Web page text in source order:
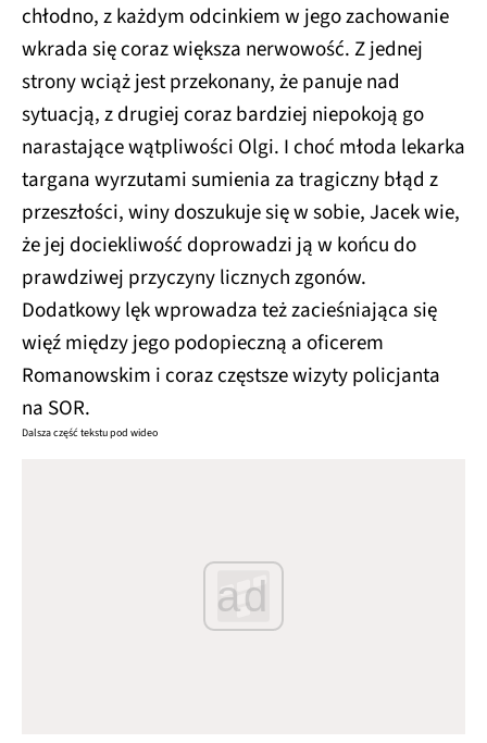
chłodno, z każdym odcinkiem w jego zachowanie
wkrada się coraz większa nerwowość. Z jednej
strony wciąż jest przekonany, że panuje nad
sytuacją, z drugiej coraz bardziej niepokoją go
narastające wątpliwości Olgi. I choć młoda lekarka
targana wyrzutami sumienia za tragiczny błąd z
przeszłości, winy doszukuje się w sobie, Jacek wie,
że jej dociekliwość doprowadzi ją w końcu do
prawdziwej przyczyny licznych zgonów.
Dodatkowy lęk wprowadza też zacieśniająca się
więź między jego podopieczną a oficerem
Romanowskim i coraz częstsze wizyty policjanta
na SOR.
Dalsza część tekstu pod wideo
ad